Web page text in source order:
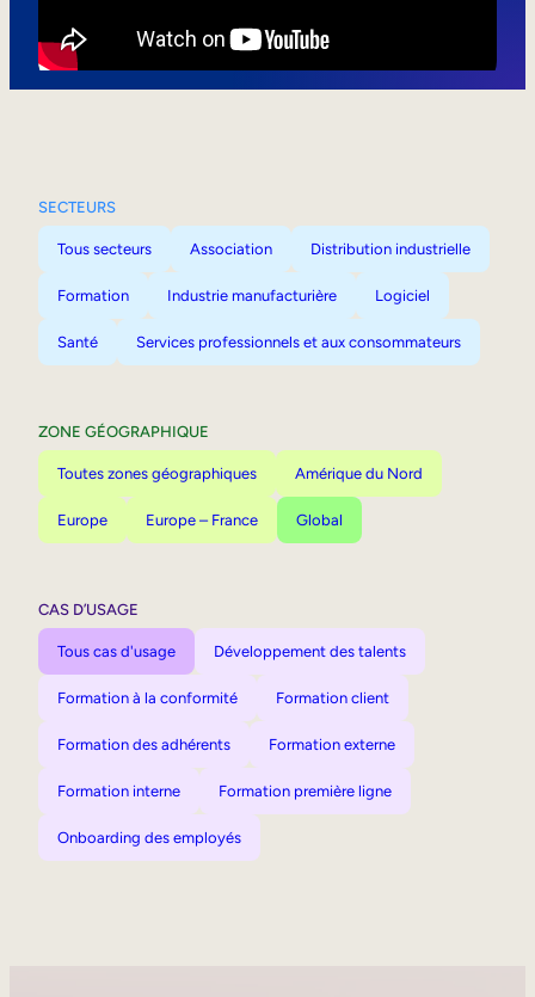
SECTEURS
Tous secteurs Association Distribution industrielle
Formation Industrie manufacturière Logiciel
Santé Services professionnels et aux consommateurs
ZONE GÉOGRAPHIQUE
Toutes zones géographiques Amérique du Nord
Europe Europe – France Global
CAS D’USAGE
Tous cas d'usage Développement des talents
Formation à la conformité Formation client
Formation des adhérents Formation externe
Formation interne Formation première ligne
Onboarding des employés